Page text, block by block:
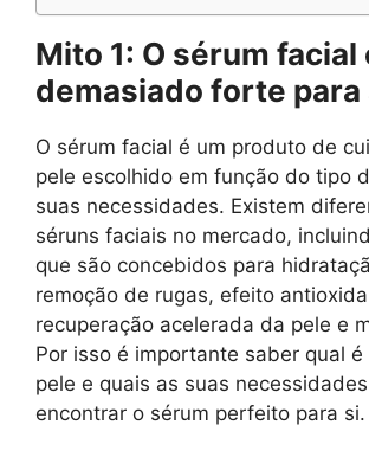
Mito 1: O sérum facial
demasiado forte para
O sérum facial é um produto de
pele escolhido em função do tipo
suas necessidades. Existem
séruns faciais no mercado,
que são concebidos para
remoção de rugas, efeito
recuperação acelerada da pele e
Por isso é importante saber qual
pele e quais as suas
encontrar o sérum perfeito para si.